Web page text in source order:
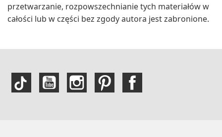
przetwarzanie, rozpowszechnianie tych materiałów w
całości lub w części bez zgody autora jest zabronione.